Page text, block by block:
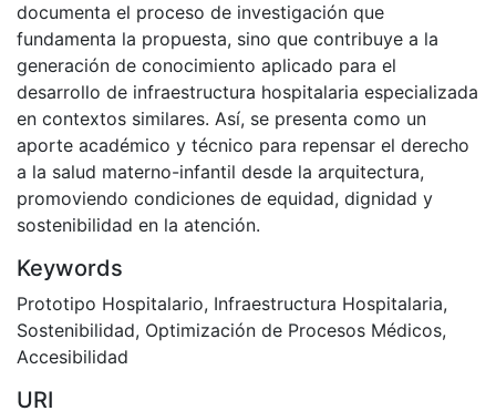
documenta el proceso de investigación que
fundamenta la propuesta, sino que contribuye a la
generación de conocimiento aplicado para el
desarrollo de infraestructura hospitalaria especializada
en contextos similares. Así, se presenta como un
aporte académico y técnico para repensar el derecho
a la salud materno-infantil desde la arquitectura,
promoviendo condiciones de equidad, dignidad y
sostenibilidad en la atención.
Keywords
Prototipo Hospitalario, Infraestructura Hospitalaria,
Sostenibilidad, Optimización de Procesos Médicos,
Accesibilidad
URI